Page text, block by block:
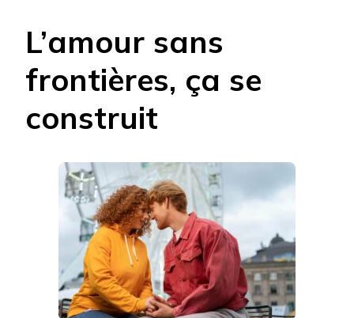
L’amour sans
frontières, ça se
construit